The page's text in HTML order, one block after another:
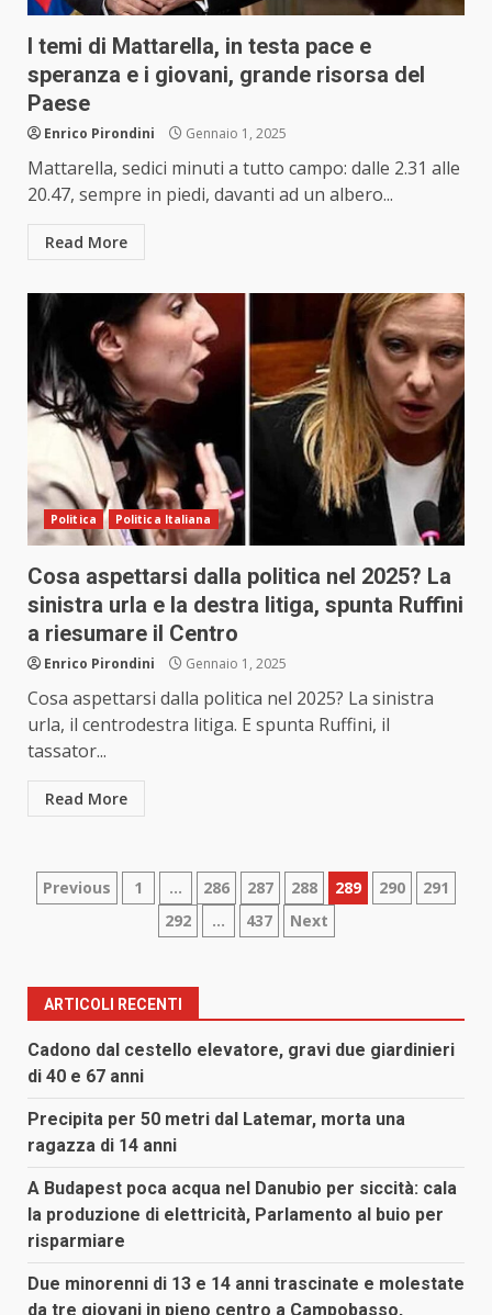
I temi di Mattarella, in testa pace e
speranza e i giovani, grande risorsa del
Paese
Enrico Pirondini Gennaio 1, 2025
Mattarella, sedici minuti a tutto campo: dalle 2.31 alle
20.47, sempre in piedi, davanti ad un albero...
Read More
Politica Politica Italiana
Cosa aspettarsi dalla politica nel 2025? La
sinistra urla e la destra litiga, spunta Ruffini
a riesumare il Centro
Enrico Pirondini Gennaio 1, 2025
Cosa aspettarsi dalla politica nel 2025? La sinistra
urla, il centrodestra litiga. E spunta Ruffini, il
tassator...
Read More
Paginazione
articoli
Previous 1 … 286 287 288 289 290
291
292
… 437 Next
ARTICOLI RECENTI
Cadono dal cestello elevatore, gravi due giardinieri
di 40 e 67 anni
Precipita per 50 metri dal Latemar, morta una
ragazza di 14 anni
A Budapest poca acqua nel Danubio per siccità: cala
la produzione di elettricità, Parlamento al buio per
risparmiare
Due minorenni di 13 e 14 anni trascinate e molestate
da tre giovani in pieno centro a Campobasso,